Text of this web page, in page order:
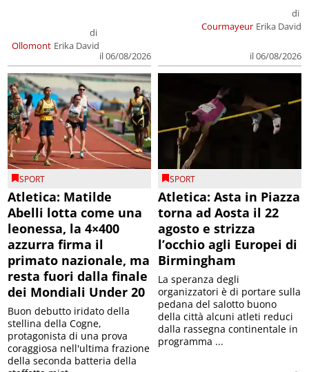
Ollomont
di
Erika David
il 06/08/2026
Courmayeur
di
Erika David
il 06/08/2026
SPORT
Atletica: Matilde
Abelli lotta come una
leonessa, la 4×400
azzurra firma il
primato nazionale, ma
resta fuori dalla finale
dei Mondiali Under 20
Buon debutto iridato della
stellina della Cogne,
protagonista di una prova
coraggiosa nell'ultima frazione
della seconda batteria della
SPORT
Atletica: Asta in Piazza
torna ad Aosta il 22
agosto e strizza
l’occhio agli Europei di
Birmingham
La speranza degli
organizzatori è di portare sulla
pedana del salotto buono
della città alcuni atleti reduci
dalla rassegna continentale in
programma ...